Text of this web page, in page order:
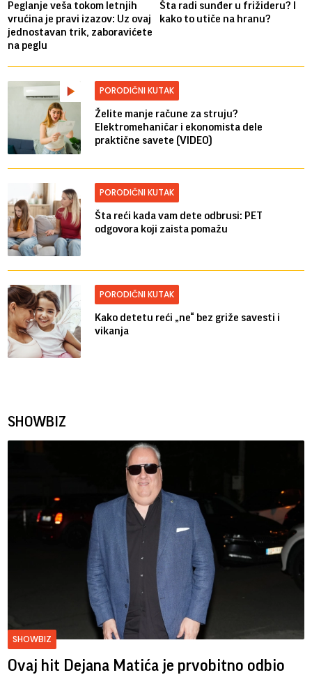
Peglanje veša tokom letnjih
vrućina je pravi izazov: Uz ovaj
jednostavan trik, zaboravićete
na peglu
Šta radi sunđer u frižideru? I
kako to utiče na hranu?
PORODIČNI KUTAK
Želite manje račune za struju?
Elektromehaničar i ekonomista dele
praktične savete (VIDEO)
PORODIČNI KUTAK
Šta reći kada vam dete odbrusi: PET
odgovora koji zaista pomažu
PORODIČNI KUTAK
Kako detetu reći „ne“ bez griže savesti i
vikanja
SHOWBIZ
SHOWBIZ
Ovaj hit Dejana Matića je prvobitno odbio